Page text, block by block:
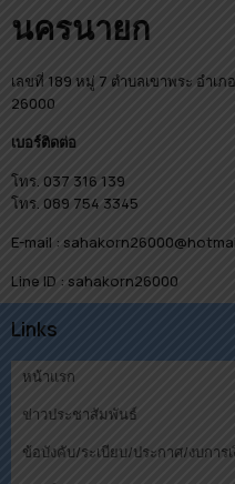
นครนายก
เลขที่ 189 หมู่ 7 ตำบลเขาพระ อำเ
26000
เบอร์ติดต่อ
โทร. 037 316 139
โทร. 089 754 3345
E-mail :
Line ID : sahakorn26000
Links
หน้าแรก
ข่าวประชาสัมพันธ์
ข้อบังคับ/ระเบียบ/ประกาศ/งบการ